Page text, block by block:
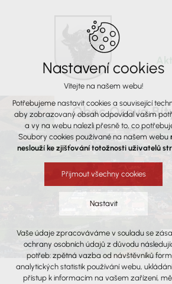
Obec Osová
Nastavení cookies
Vítejte na našem webu!
Potřebujeme nastavit cookies a související
aby zobrazovaný obsah odpovídal vašim
a vy na webu nalezli přesně to, co
Soubory cookies používané na našem webu
neslouží ke zjišťování totožnosti uživatelů
Přijmout všechny cookies
Nastavit
Technická cookies
nutná pro provozování webu
udržení kontextu stránek (session):
přihlášení, volby jazyka, apod.
Vaše údaje zpracováváme v souladu se
ochrany osobních údajů z důvodu
potřeb: zpětná vazba od návštěvníků
analytických statistik používání webu,
přístup k informacím na vašem zařízení,